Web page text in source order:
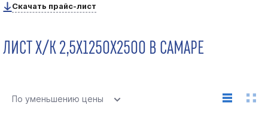
Скачать прайс-лист
ЛИСТ Х/К 2,5Х1250Х2500 В САМАРЕ
По уменьшению цены